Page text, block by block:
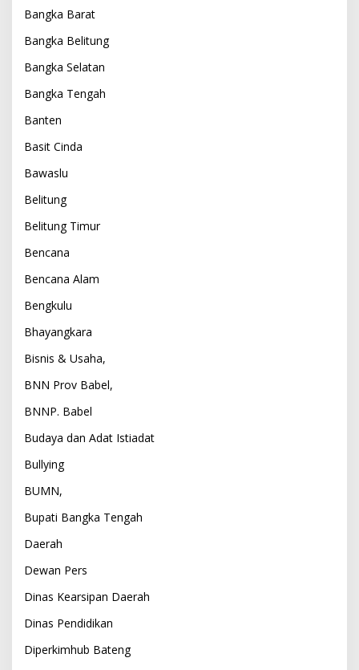
Bangka Barat
Bangka Belitung
Bangka Selatan
Bangka Tengah
Banten
Basit Cinda
Bawaslu
Belitung
Belitung Timur
Bencana
Bencana Alam
Bengkulu
Bhayangkara
Bisnis & Usaha,
BNN Prov Babel,
BNNP. Babel
Budaya dan Adat Istiadat
Bullying
BUMN,
Bupati Bangka Tengah
Daerah
Dewan Pers
Dinas Kearsipan Daerah
Dinas Pendidikan
Diperkimhub Bateng